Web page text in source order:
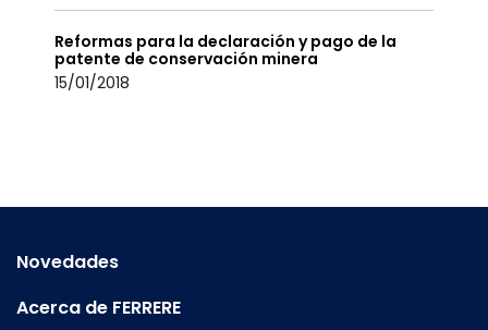
Reformas para la declaración y pago de la
patente de conservación minera
15/01/2018
Novedades
Acerca de FERRERE